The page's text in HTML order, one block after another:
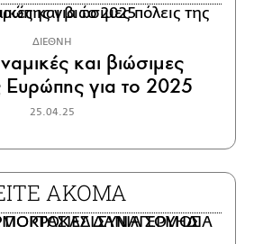
ΔΙΕΘΝΗ
και βιώσιμες
Ευρώπης για το 2025
25.04.25
ΑΚΟΜΑ